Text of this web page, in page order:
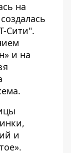
на
Сити".
и на
и